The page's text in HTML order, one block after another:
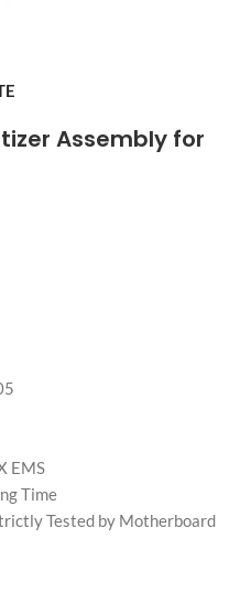
Assembly for
EMS
Time
Tested by Motherboard